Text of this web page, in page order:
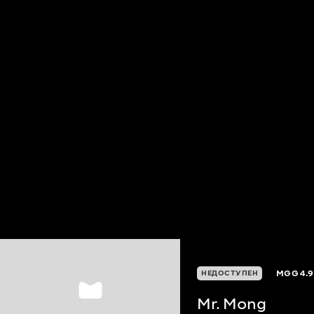
НЕДОСТУПЕН MGG4.9
Mr. Mong